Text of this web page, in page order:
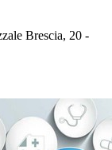
Brescia, 20 -